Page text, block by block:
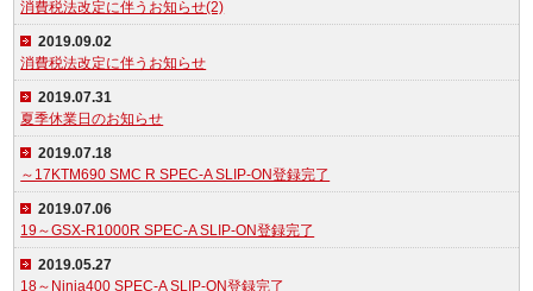
消費税法改定に伴うお知らせ(2)
2019.09.02
消費税法改定に伴うお知らせ
2019.07.31
夏季休業日のお知らせ
2019.07.18
～17KTM690 SMC R SPEC-A SLIP-ON登録完了
2019.07.06
19～GSX-R1000R SPEC-A SLIP-ON登録完了
2019.05.27
18～Ninja400 SPEC-A SLIP-ON登録完了